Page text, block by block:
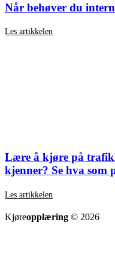
Når behøver du
Les artikkelen
Lære å kjøre på
kjenner? Se hva som
Les artikkelen
Kjøreopplæring © 2026